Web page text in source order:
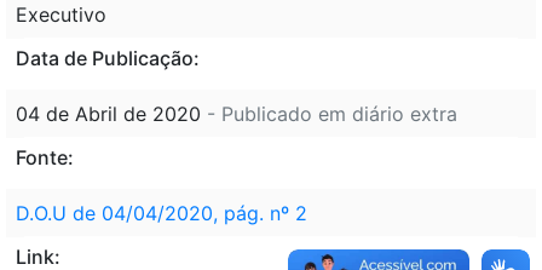
Executivo
Data de Publicação:
04 de Abril de 2020 - Publicado em diário extra
Fonte:
D.O.U de 04/04/2020, pág. nº 2
Link: